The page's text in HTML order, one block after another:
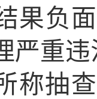
果负
严重
称抽